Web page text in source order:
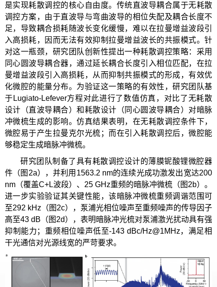
是实现耗散调控的核心自由度。传统直波导耦合属于无耗散
调控方案，由于直波导与弯曲波导的相位失配及耦合长度不
足，导致耦合损耗随波长变化缓慢，难以在拉曼增益波段引
入高损耗，因而无法有效抑制拉曼增益波长的共振模式。针
对这一瓶颈，研究团队创新性提出一种耗散调控策略：采用
同心圆波导耦合器，通过延长耦合长度引入相位匹配，在拉
曼增益波段引入高损耗，从而抑制共振模式的形成，有效优
化微腔的能量分布。为验证这一策略的有效性，研究团队基
于Lugiato-Lefever方程对此进行了数值仿真，对比了无耗散
设计（直波导耦合）和耗散设计（同心圆波导耦合）对暗脉
冲微梳生成的影响。仿真结果表明，在无耗散调控条件下，
微腔易于产生拉曼克尔光梳；而在引入耗散调控后，微腔能
够稳定生成暗脉冲微梳。
研究团队制备了具有耗散调控设计的薄膜铌酸锂微腔器
件（图2a），并利用1563.2 nm的连续光成功激发出宽达200
nm（覆盖C+L波段）、25 GHz重频的暗脉冲微梳（图2b）。
进一步实验验证其关键性能，该暗脉冲微梳重频调谐范围可
至292 kHz（图2c），泵浦光相位噪声至重频噪声的传导因子
高至43 dB（图2d），表明暗脉冲光梳对泵浦激光扰动具有强
抑制能力；重频相位噪声低至-143 dBc/Hz@1MHz，满足相
干光通信对光源线宽的严苛要求。